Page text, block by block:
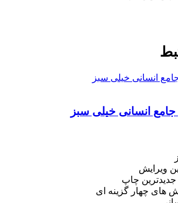
انسانی خیلی سبز
ویرایش
جدیدترین چاپ
های چهار گزینه ای